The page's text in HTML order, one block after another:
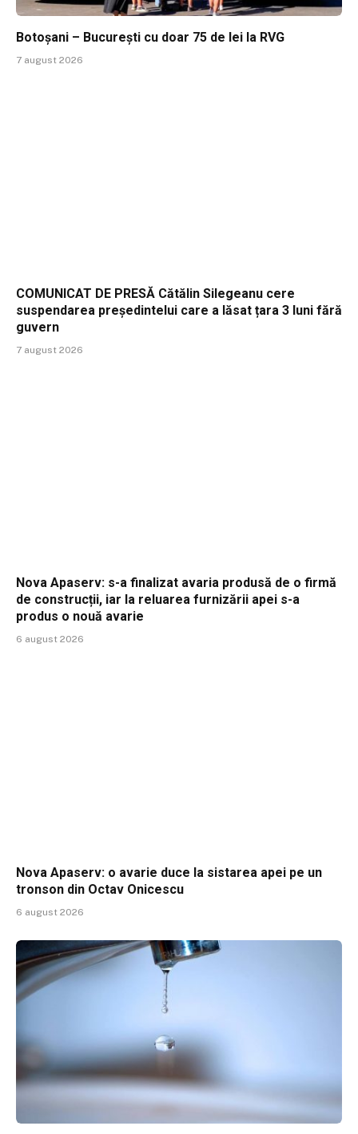
Botoșani – București cu doar 75 de lei la RVG
7 august 2026
COMUNICAT DE PRESĂ Cătălin Silegeanu cere
suspendarea președintelui care a lăsat țara 3 luni fără
guvern
7 august 2026
Nova Apaserv: s-a finalizat avaria produsă de o firmă
de construcții, iar la reluarea furnizării apei s-a
produs o nouă avarie
6 august 2026
Nova Apaserv: o avarie duce la sistarea apei pe un
tronson din Octav Onicescu
6 august 2026